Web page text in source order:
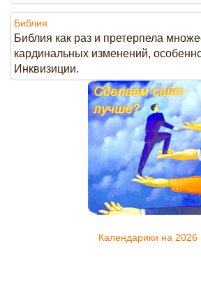
Библия
Библия как раз и претерпела
кардинальных изменений,
Инквизиции.
Календарики на 2026